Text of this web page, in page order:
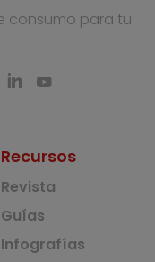
consumo para tu
Recursos
Revista
Guías
Infografías